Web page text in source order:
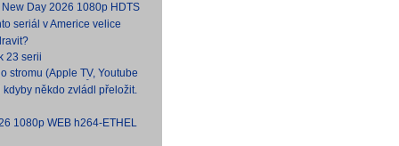
Day 2026 1080p HDTS
seriál v Americe velice
škoda, že nemá české
23 serii
stromu (Apple TV, Youtube
CZ/SK, bez titulků
kdyby někdo zvládl přeložit.
1080p WEB h264-ETHEL